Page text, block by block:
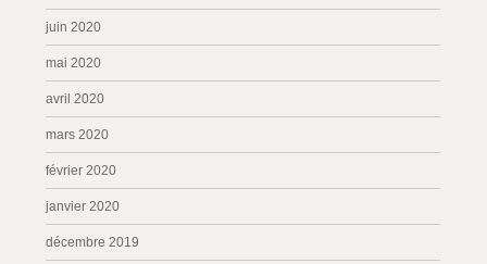
juin 2020
mai 2020
avril 2020
mars 2020
février 2020
janvier 2020
décembre 2019